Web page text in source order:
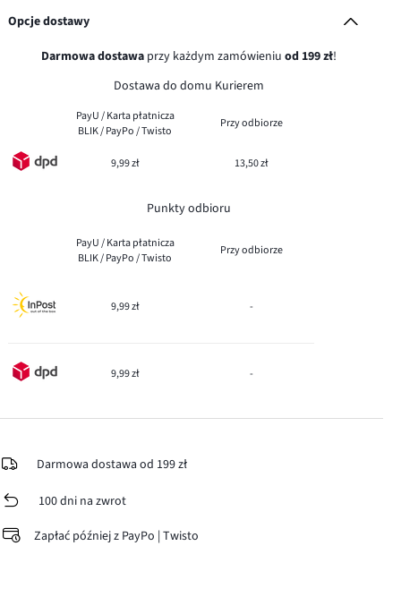
Opcje dostawy
Darmowa dostawaprzy każdym zamówieniu od 199 zł!
Dostawa do domu Kurierem
PayU / Karta płatnicza
BLIK / PayPo / Twisto
Przy odbiorze
9,99 zł 13,50 zł
Punkty odbioru
PayU / Karta płatnicza
BLIK / PayPo / Twisto
Przy odbiorze
9,99 zł -
9,99 zł -
Darmowa dostawa od 199 zł
100 dni na zwrot
Zapłać później z PayPo | Twisto